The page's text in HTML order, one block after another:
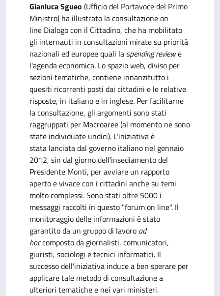
Gianluca Sgueo (Ufficio del Portavoce del Primo
Ministro) ha illustrato la consultazione on
line Dialogo con il Cittadino, che ha mobilitato
gli internauti in consultazioni mirate su priorità
nazionali ed europee quali la spending reviewe
l'agenda economica. Lo spazio web, diviso per
sezioni tematiche, contiene innanzitutto i
quesiti ricorrenti posti dai cittadini e le relative
risposte, in italiano e in inglese. Per facilitarne
la consultazione, gli argomenti sono stati
raggruppati per Macroaree (al momento ne sono
state individuate undici). L'iniziativa è
stata lanciata dal governo italiano nel gennaio
2012, sin dal giorno dell'insediamento del
Presidente Monti, per avviare un rapporto
aperto e vivace con i cittadini anche su temi
molto complessi. Sono stati oltre 5000 i
messaggi raccolti in questo "forum on line". Il
monitoraggio delle informazioni è stato
garantito da un gruppo di lavoro ad
hoccomposto da giornalisti, comunicatori,
giuristi, sociologi e tecnici informatici. Il
successo dell'iniziativa induce a ben sperare per
applicare tale metodo di consultazione a
ulteriori tematiche e nei vari ministeri.